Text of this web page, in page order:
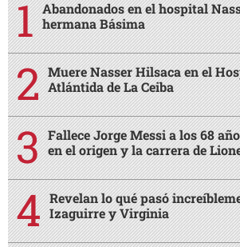
Abandonados en el hospital
hermana Básima
Muere Nasser Hilsaca en el
Atlántida de La Ceiba
Fallece Jorge Messi a los 68
en el origen y la carrera de
Revelan lo qué pasó
Izaguirre y Virginia